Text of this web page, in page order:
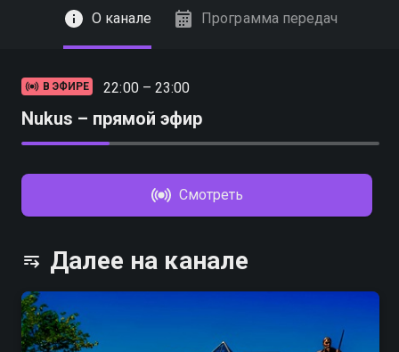
О канале Программа передач
В ЭФИРЕ 22:00 – 23:00
Nukus – прямой эфир
Смотреть
Далее на канале